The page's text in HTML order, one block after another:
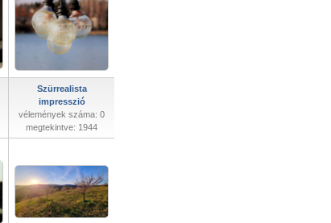
Szürrealista
impresszió
vélemények száma: 0
megtekintve: 1944